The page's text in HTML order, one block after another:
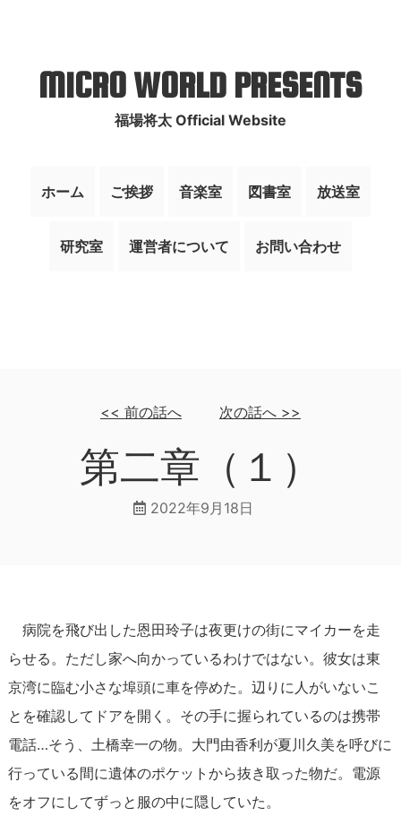
MICRO WORLD PRESENTS
福場将太 Official Website
ホーム ご挨拶 音楽室 図書室 放送室
研究室 運営者について お問い合わせ
<< 前の話へ 次の話へ>>
第二章（１）
2022年9月18日
病院を飛び出した恩田玲子は夜更けの街にマイカーを走
らせる。ただし家へ向かっているわけではない。彼女は東
京湾に臨む小さな埠頭に車を停めた。辺りに人がいないこ
とを確認してドアを開く。その手に握られているのは携帯
電話…そう、土橋幸一の物。大門由香利が夏川久美を呼びに
行っている間に遺体のポケットから抜き取った物だ。電源
をオフにしてずっと服の中に隠していた。